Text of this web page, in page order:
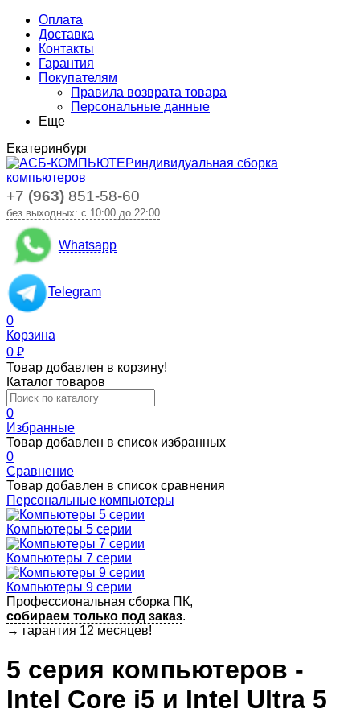
Оплата
Доставка
Контакты
Гарантия
Покупателям
Правила возврата товара
Персональные данные
Еще
Екатеринбург
индивидуальная сборка
компьютеров
+7 (963) 851-58-60
без выходных: с 10:00 до 22:00
Whatsapp
Telegram
0
Корзина
0 ₽
Товар добавлен в корзину!
Каталог товаров
0
Избранные
Товар добавлен в список избранных
0
Сравнение
Товар добавлен в список сравнения
Персональные компьютеры
Компьютеры 5 серии
Компьютеры 7 серии
Компьютеры 9 серии
Профессиональная сборка ПК,
собираем только под заказ.
→ гарантия 12 месяцев!
5 серия компьютеров -
Intel Core i5 и Intel Ultra 5